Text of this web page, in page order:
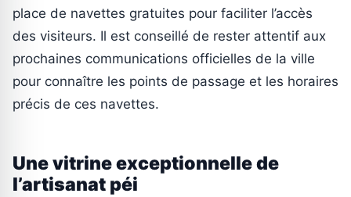
place de navettes gratuites pour faciliter l’accès
des visiteurs. Il est conseillé de rester attentif aux
prochaines communications officielles de la ville
pour connaître les points de passage et les horaires
précis de ces navettes.
Une vitrine exceptionnelle de
l’artisanat péi